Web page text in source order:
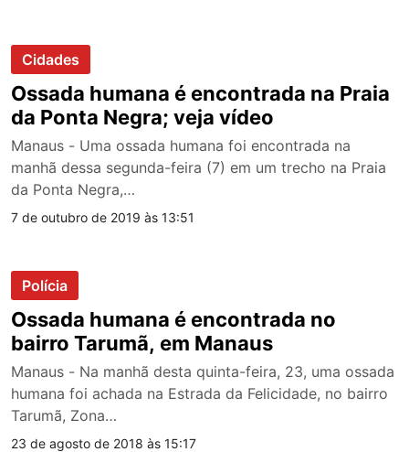
Cidades
Ossada humana é encontrada na Praia
da Ponta Negra; veja vídeo
Manaus - Uma ossada humana foi encontrada na
manhã dessa segunda-feira (7) em um trecho na Praia
da Ponta Negra,…
7 de outubro de 2019 às 13:51
Polícia
Ossada humana é encontrada no
bairro Tarumã, em Manaus
Manaus - Na manhã desta quinta-feira, 23, uma ossada
humana foi achada na Estrada da Felicidade, no bairro
Tarumã, Zona…
23 de agosto de 2018 às 15:17